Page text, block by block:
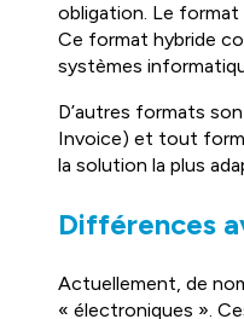
obligation. Le format
Ce format hybride
systèmes
D’autres formats
Invoice) et tout
la solution la plus
Différences
Actuellement, de
« électroniques ».